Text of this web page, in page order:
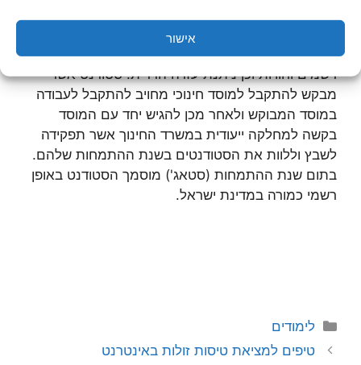
אישור
שליש משכרה. המורים החדשים מקבלים ליווי וכן
משתתפים בסדנאות משותפות בהם מתאפשרת חלוקת
רשמים וחוויות וכן ניתנת עזרה הדדית. סטודנט אשר
מבקש להתקבל למוסד חינוכי מחויב להתקבל לעבודה
במוסד המבוקש ולאחר מכן להגיש יחד עם המוסד
בקשה למחלקה ייעודית במשרד החינוך אשר תפקידה
לשבץ וללוות את הסטודנטים בשנת ההתמחות שלהם.
בתום שנת ההתמחות (סטאג') מוסמך הסטודנט באופן
רשמי כמורה במדינת ישראל.
קטגוריות
לימודים
טיפים למציאת טיסות זולות באינטרנט